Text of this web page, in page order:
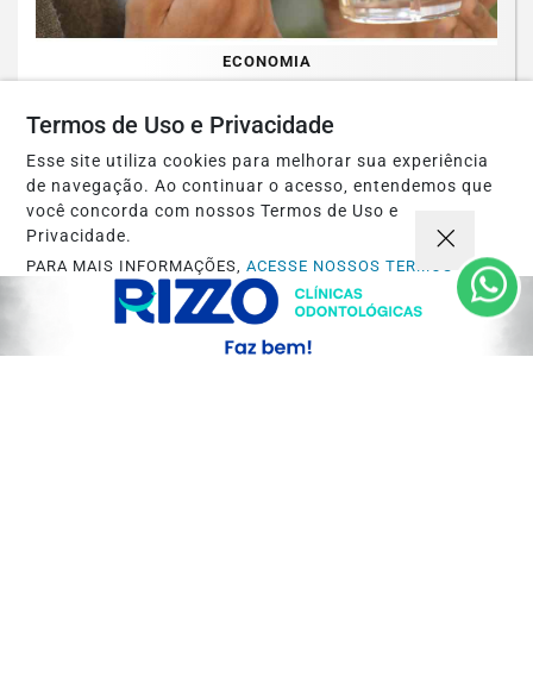
ECONOMIA
mais caros com novo imposto em 2027
Saiba Mais
Termos de Uso e Privacidade
Esse site utiliza cookies para melhorar sua experiência
de navegação. Ao continuar o acesso, entendemos que
você concorda com nossos Termos de Uso e
Privacidade.
PARA MAIS INFORMAÇÕES,ACESSE NOSSOS TERMOS
CLICANDO AQUI
PROSSEGUIR